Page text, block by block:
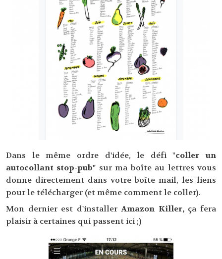
Dans le même ordre d'idée, le défi "coller un
autocollant stop-pub" sur ma boîte au lettres vous
donne directement dans votre boîte mail, les liens
pour le télécharger (et même comment le coller).
Mon dernier est d'installerAmazon Killer,ça fera
plaisir à certaines qui passent ici ;)